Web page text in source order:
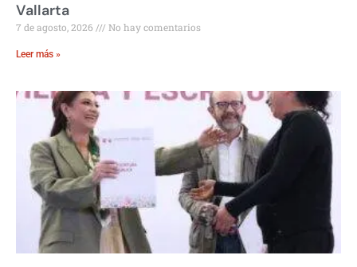
Vallarta
7 de agosto, 2026 No hay comentarios
Leer más »